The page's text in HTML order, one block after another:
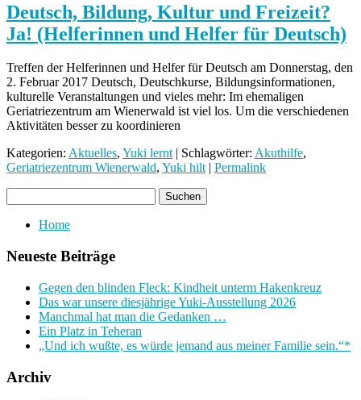
Deutsch, Bildung, Kultur und Freizeit?
Ja! (Helferinnen und Helfer für Deutsch)
Treffen der Helferinnen und Helfer für Deutsch am Donnerstag, den
2. Februar 2017 Deutsch, Deutschkurse, Bildungsinformationen,
kulturelle Veranstaltungen und vieles mehr: Im ehemaligen
Geriatriezentrum am Wienerwald ist viel los. Um die verschiedenen
Aktivitäten besser zu koordinieren
Kategorien: Aktuelles, Yuki lernt| Schlagwörter: Akuthilfe,
Geriatriezentrum Wienerwald, Yuki hilt| Permalink
Home
Neueste Beiträge
Gegen den blinden Fleck: Kindheit unterm Hakenkreuz
Das war unsere diesjährige Yuki-Ausstellung 2026
Manchmal hat man die Gedanken …
Ein Platz in Teheran
„Und ich wußte, es würde jemand aus meiner Familie sein.“*
Archiv